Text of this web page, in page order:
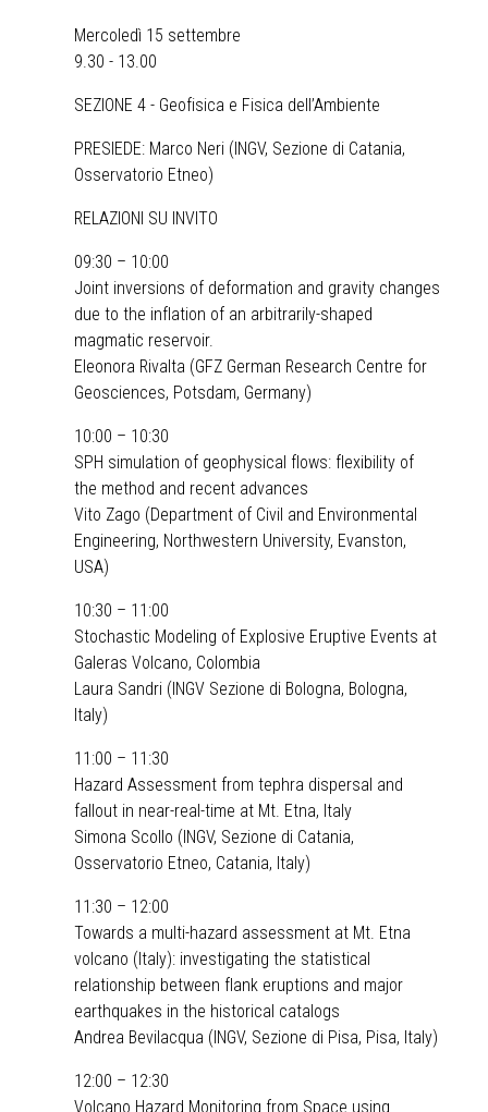
Mercoledì 15 settembre
9.30 - 13.00
SEZIONE 4 - Geofisica e Fisica dell’Ambiente
PRESIEDE: Marco Neri (INGV, Sezione di Catania,
Osservatorio Etneo)
RELAZIONI SU INVITO
09:30 – 10:00
Joint inversions of deformation and gravity changes
due to the inflation of an arbitrarily-shaped
magmatic reservoir.
Eleonora Rivalta (GFZ German Research Centre for
Geosciences, Potsdam, Germany)
10:00 – 10:30
SPH simulation of geophysical flows: flexibility of
the method and recent advances
Vito Zago (Department of Civil and Environmental
Engineering, Northwestern University, Evanston,
USA)
10:30 – 11:00
Stochastic Modeling of Explosive Eruptive Events at
Galeras Volcano, Colombia
Laura Sandri (INGV Sezione di Bologna, Bologna,
Italy)
11:00 – 11:30
Hazard Assessment from tephra dispersal and
fallout in near-real-time at Mt. Etna, Italy
Simona Scollo (INGV, Sezione di Catania,
Osservatorio Etneo, Catania, Italy)
11:30 – 12:00
Towards a multi-hazard assessment at Mt. Etna
volcano (Italy): investigating the statistical
relationship between flank eruptions and major
earthquakes in the historical catalogs
Andrea Bevilacqua (INGV, Sezione di Pisa, Pisa, Italy)
12:00 – 12:30
Volcano Hazard Monitoring from Space using